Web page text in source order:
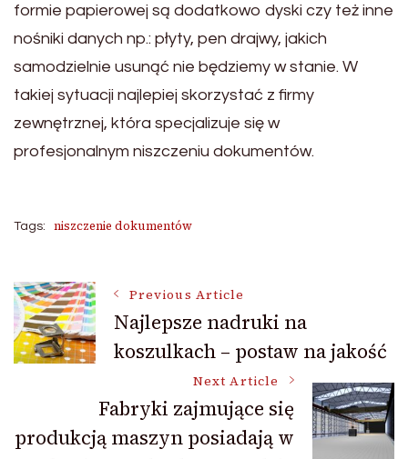
formie papierowej są dodatkowo dyski czy też inne
nośniki danych np.: płyty, pen drajwy, jakich
samodzielnie usunąć nie będziemy w stanie. W
takiej sytuacji najlepiej skorzystać z firmy
zewnętrznej, która specjalizuje się w
profesjonalnym niszczeniu dokumentów.
Tags: niszczenie dokumentów
Post
Navigation
Previous Article
Najlepsze nadruki na
koszulkach – postaw na jakość
Next Article
Fabryki zajmujące się
produkcją maszyn posiadają w